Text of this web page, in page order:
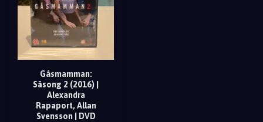
Gåsmamman:
Säsong 2 (2016) |
Alexandra
Rapaport, Allan
Svensson | DVD